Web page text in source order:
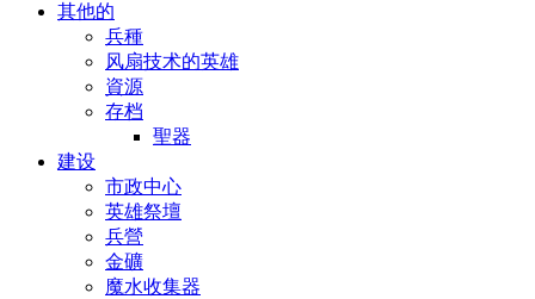
其他的
兵種
风扇技术的英雄
資源
存档
聖器
建设
市政中心
英雄祭壇
兵營
金礦
魔水收集器